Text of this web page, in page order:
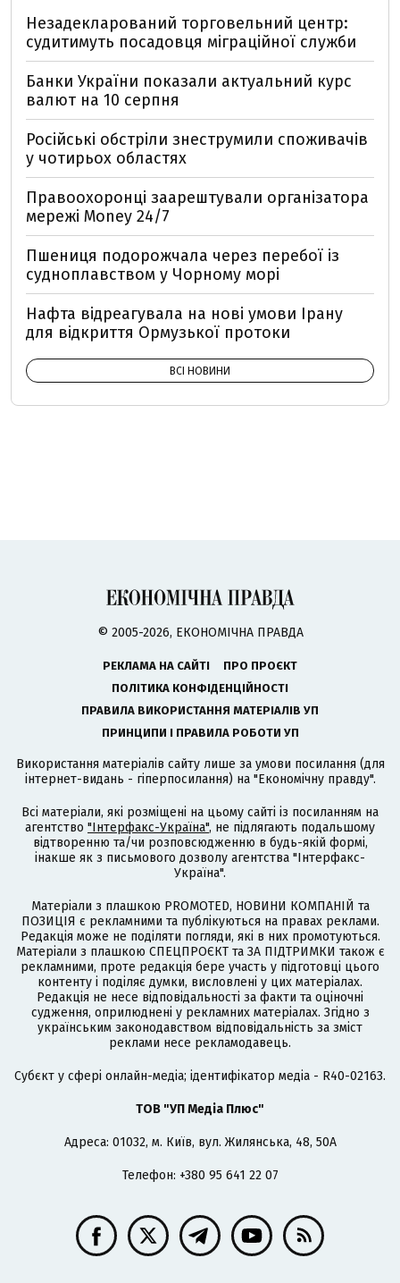
Незадекларований торговельний центр:
судитимуть посадовця міграційної служби
Банки України показали актуальний курс
валют на 10 серпня
Російські обстріли знеструмили споживачів
у чотирьох областях
Правоохоронці заарештували організатора
мережі Money 24/7
Пшениця подорожчала через перебої із
судноплавством у Чорному морі
Нафта відреагувала на нові умови Ірану
для відкриття Ормузької протоки
ВСІ НОВИНИ
© 2005-2026, ЕКОНОМІЧНА ПРАВДА
РЕКЛАМА НА САЙТІ
ПРО ПРОЄКТ
ПОЛІТИКА КОНФІДЕНЦІЙНОСТІ
ПРАВИЛА ВИКОРИСТАННЯ МАТЕРІАЛІВ УП
ПРИНЦИПИ І ПРАВИЛА РОБОТИ УП
Використання матеріалів сайту лише за умови посилання (для
інтернет-видань - гіперпосилання) на "Економічну правду".
Всі матеріали, які розміщені на цьому сайті із посиланням на
агентство "Інтерфакс-Україна", не підлягають подальшому
відтворенню та/чи розповсюдженню в будь-якій формі,
інакше як з письмового дозволу агентства "Інтерфакс-
Україна".
Матеріали з плашкою PROMOTED, НОВИНИ КОМПАНІЙ та
ПОЗИЦІЯ є рекламними та публікуються на правах реклами.
Редакція може не поділяти погляди, які в них промотуються.
Матеріали з плашкою СПЕЦПРОЄКТ та ЗА ПІДТРИМКИ також є
рекламними, проте редакція бере участь у підготовці цього
контенту і поділяє думки, висловлені у цих матеріалах.
Редакція не несе відповідальності за факти та оціночні
судження, оприлюднені у рекламних матеріалах. Згідно з
українським законодавством відповідальність за зміст
реклами несе рекламодавець.
Cубєкт у сфері онлайн-медіа; ідентифікатор медіа - R40-02163.
ТОВ "УП Медіа Плюс"
Адреса: 01032, м. Київ, вул. Жилянська, 48, 50А
Телефон: +380 95 641 22 07